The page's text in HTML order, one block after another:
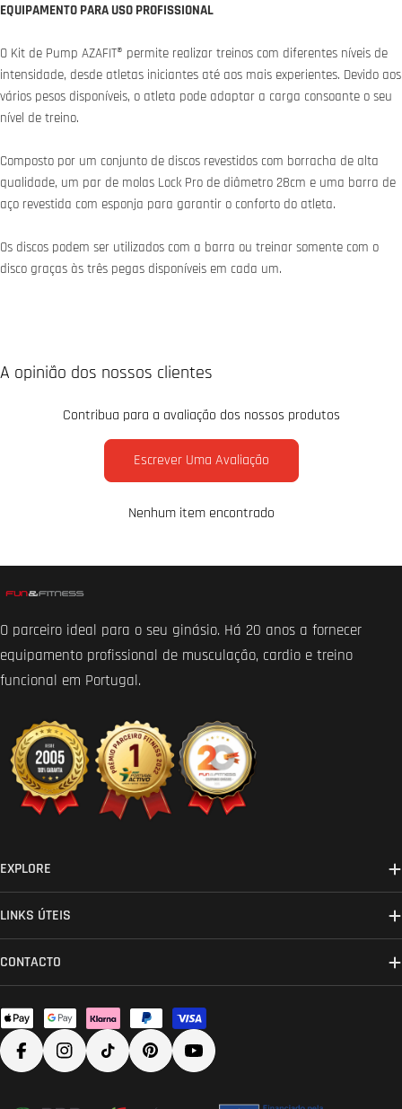
EQUIPAMENTO PARA USO PROFISSIONAL
O Kit de Pump AZAFIT® permite realizar treinos com diferentes níveis de
intensidade, desde atletas iniciantes até aos mais experientes. Devido aos
vários pesos disponíveis, o atleta pode adaptar a carga consoante o seu
nível de treino.
Composto por um conjunto de discos revestidos com borracha de alta
qualidade, um par de molas Lock Pro de diâmetro 28cm e uma barra de
aço revestida com esponja para garantir o conforto do atleta.
Os discos podem ser utilizados com a barra ou treinar somente com o
disco graças às três pegas disponíveis em cada um.
A opinião dos nossos clientes
Contribua para a avaliação dos nossos produtos
Escrever Uma Avaliação
Nenhum item encontrado
O parceiro ideal para o seu ginásio. Há 20 anos a fornecer
equipamento profissional de musculação, cardio e treino
funcional em Portugal.
EXPLORE
LINKS ÚTEIS
CONTACTO
Métodos
de
pagamento
FacebookInstagram
TikTokPinterestYouTube